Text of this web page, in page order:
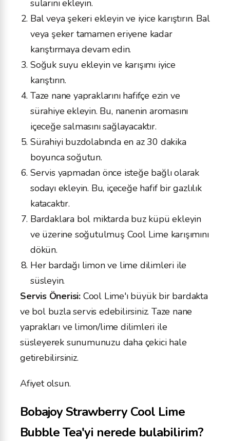
sularını ekleyin.
Bal veya şekeri ekleyin ve iyice karıştırın. Bal
veya şeker tamamen eriyene kadar
karıştırmaya devam edin.
Soğuk suyu ekleyin ve karışımı iyice
karıştırın.
Taze nane yapraklarını hafifçe ezin ve
sürahiye ekleyin. Bu, nanenin aromasını
içeceğe salmasını sağlayacaktır.
Sürahiyi buzdolabında en az 30 dakika
boyunca soğutun.
Servis yapmadan önce isteğe bağlı olarak
sodayı ekleyin. Bu, içeceğe hafif bir gazlılık
katacaktır.
Bardaklara bol miktarda buz küpü ekleyin
ve üzerine soğutulmuş Cool Lime karışımını
dökün.
Her bardağı limon ve lime dilimleri ile
süsleyin.
Servis Önerisi: Cool Lime'ı büyük bir bardakta
ve bol buzla servis edebilirsiniz. Taze nane
yaprakları ve limon/lime dilimleri ile
süsleyerek sunumunuzu daha çekici hale
getirebilirsiniz.
Afiyet olsun.
Bobajoy Strawberry Cool Lime
Bubble Tea'yi nerede bulabilirim?